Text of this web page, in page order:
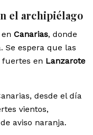
el archipiélago
en Canarias, donde
Se espera que las
fuertes en Lanzarote
desde el día
vientos,
aviso naranja.